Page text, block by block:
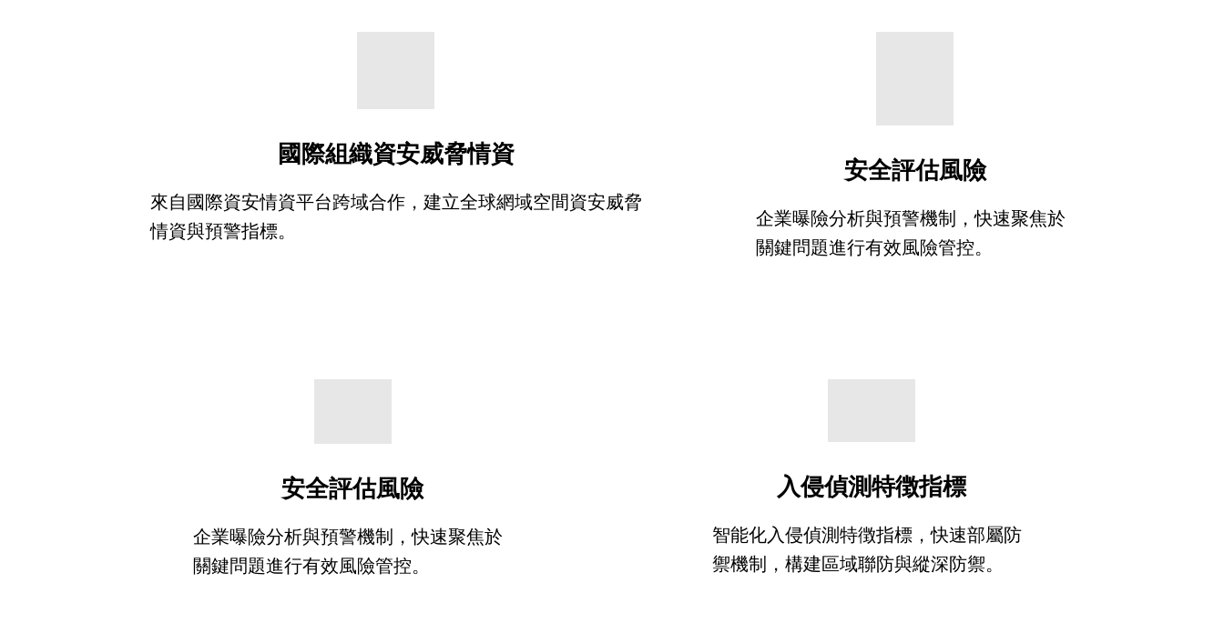
國際組織資安威脅情資
來自國際資安情資平台跨域合作，建立全球網域空間資安威脅
情資與預警指標。
安全評估風險
企業曝險分析與預警機制，快速聚焦於
關鍵問題進行有效風險管控。
安全評估風險
企業曝險分析與預警機制，快速聚焦於
關鍵問題進行有效風險管控。
入侵偵測特徴指標
智能化入侵偵測特徴指標，快速部屬防
禦機制，構建區域聯防與縱深防禦。